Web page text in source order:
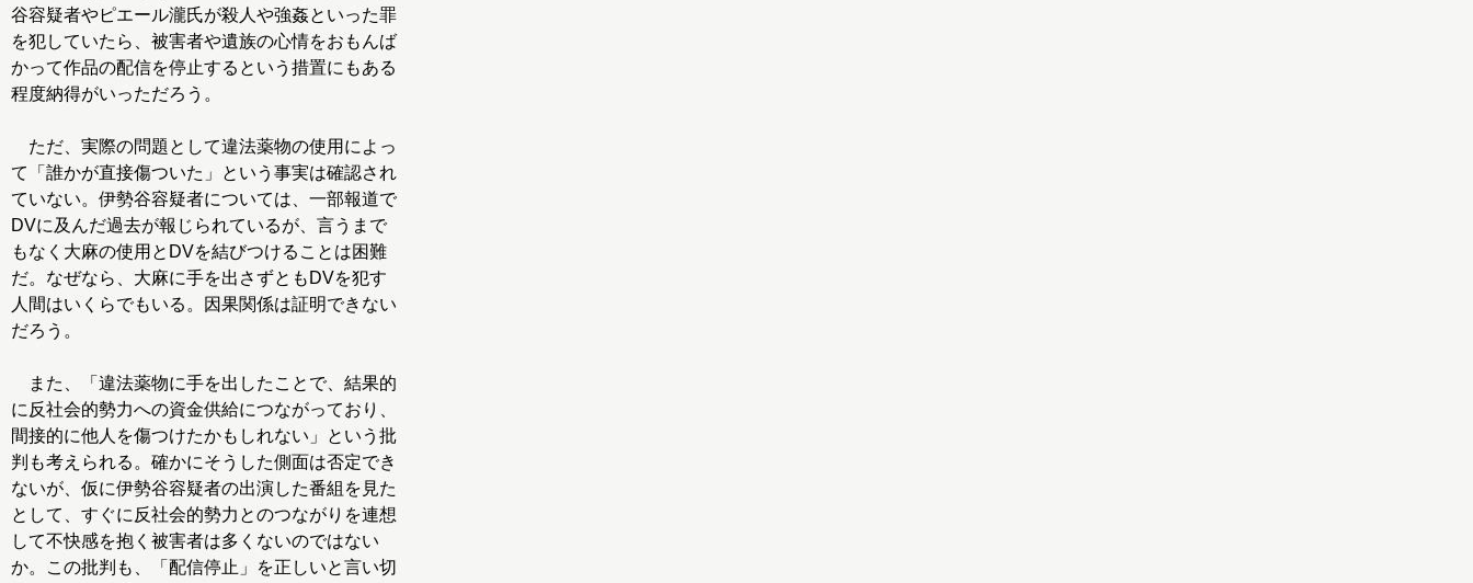
谷容疑者やピエール瀧氏が殺人や強姦といった罪
を犯していたら、被害者や遺族の心情をおもんば
かって作品の配信を停止するという措置にもある
程度納得がいっただろう。
ただ、実際の問題として違法薬物の使用によっ
て「誰かが直接傷ついた」という事実は確認され
ていない。伊勢谷容疑者については、一部報道で
DVに及んだ過去が報じられているが、言うまで
もなく大麻の使用とDVを結びつけることは困難
だ。なぜなら、大麻に手を出さずともDVを犯す
人間はいくらでもいる。因果関係は証明できない
だろう。
また、「違法薬物に手を出したことで、結果的
に反社会的勢力への資金供給につながっており、
間接的に他人を傷つけたかもしれない」という批
判も考えられる。確かにそうした側面は否定でき
ないが、仮に伊勢谷容疑者の出演した番組を見た
として、すぐに反社会的勢力とのつながりを連想
して不快感を抱く被害者は多くないのではない
か。この批判も、「配信停止」を正しいと言い切